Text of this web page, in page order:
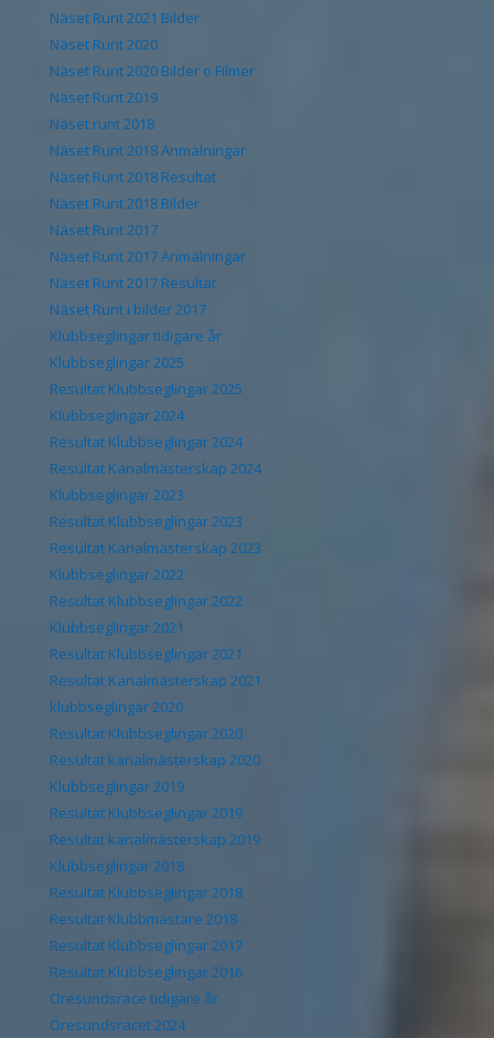
Näset Runt 2021 Bilder
Näset Runt 2020
Näset Runt 2020 Bilder o Filmer
Näset Runt 2019
Näset runt 2018
Näset Runt 2018 Anmälningar
Näset Runt 2018 Resultat
Näset Runt 2018 Bilder
Näset Runt 2017
Näset Runt 2017 Anmälningar
Näset Runt 2017 Resultat
Näset Runt i bilder 2017
Klubbseglingar tidigare år
Klubbseglingar 2025
Resultat Klubbseglingar 2025
Klubbseglingar 2024
Resultat Klubbseglingar 2024
Resultat Kanalmästerskap 2024
Klubbseglingar 2023
Resultat Klubbseglingar 2023
Resultat Kanalmästerskap 2023
Klubbseglingar 2022
Resultat Klubbseglingar 2022
Klubbseglingar 2021
Resultat Klubbseglingar 2021
Resultat Kanalmästerskap 2021
klubbseglingar 2020
Resultat Klubbseglingar 2020
Resultat kanalmästerskap 2020
Klubbseglingar 2019
Resultat Klubbseglingar 2019
Resultat kanalmästerskap 2019
Klubbseglingar 2018
Resultat Klubbseglingar 2018
Resultat Klubbmästare 2018
Resultat Klubbseglingar 2017
Resultat Klubbseglingar 2016
Öresundsrace tidigare år
Öresundsracet 2024